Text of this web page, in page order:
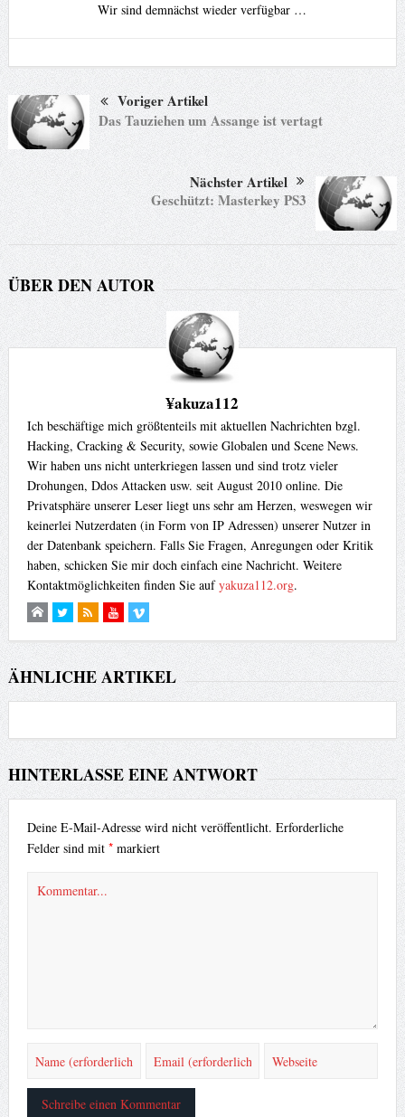
Wir sind demnächst wieder verfügbar …
Voriger Artikel
Das Tauziehen um Assange ist vertagt
Nächster Artikel
Geschützt: Masterkey PS3
ÜBER DEN AUTOR
¥akuza112
Ich beschäftige mich größtenteils mit aktuellen Nachrichten bzgl.
Hacking, Cracking & Security, sowie Globalen und Scene News.
Wir haben uns nicht unterkriegen lassen und sind trotz vieler
Drohungen, Ddos Attacken usw. seit August 2010 online. Die
Privatsphäre unserer Leser liegt uns sehr am Herzen, weswegen wir
keinerlei Nutzerdaten (in Form von IP Adressen) unserer Nutzer in
der Datenbank speichern. Falls Sie Fragen, Anregungen oder Kritik
haben, schicken Sie mir doch einfach eine Nachricht. Weitere
Kontaktmöglichkeiten finden Sie aufyakuza112.org.
ÄHNLICHE ARTIKEL
HINTERLASSE EINE ANTWORT
Deine E-Mail-Adresse wird nicht veröffentlicht. Erforderliche
Felder sind mit *markiert